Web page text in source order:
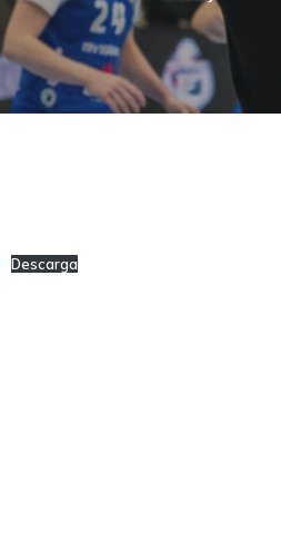
Descarga